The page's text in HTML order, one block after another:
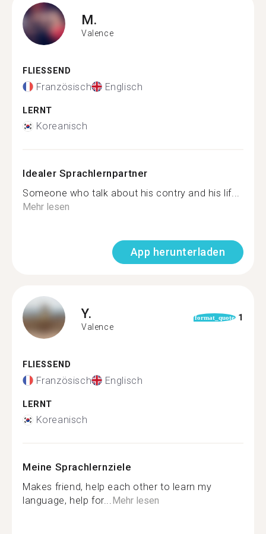
M.
Valence
FLIESSEND
Französisch Englisch
LERNT
Koreanisch
Idealer Sprachlernpartner
Someone who talk about his contry and his lif...
Mehr lesen
App herunterladen
Y.
Valence
format_quote 1
FLIESSEND
Französisch Englisch
LERNT
Koreanisch
Meine Sprachlernziele
Makes friend, help each other to learn my
language, help for...Mehr lesen